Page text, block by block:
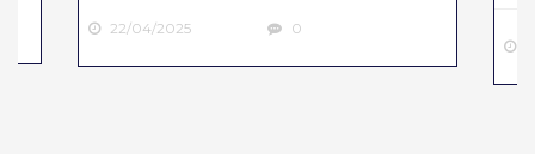
22/04/2025 0